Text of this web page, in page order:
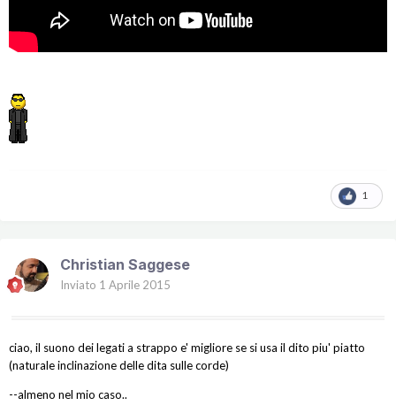
1
Christian Saggese
Inviato 1 Aprile 2015
ciao, il suono dei legati a strappo e' migliore se si usa il dito piu' piatto
(naturale inclinazione delle dita sulle corde)
--almeno nel mio caso..